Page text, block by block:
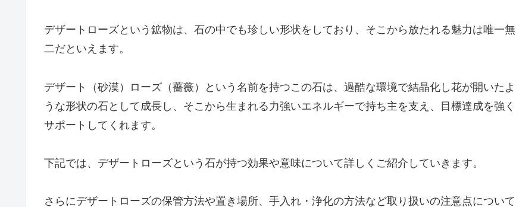
デザートローズという鉱物は、石の中でも珍しい形状をしており、そこから放たれる魅力は唯一無
二だといえます。
デザート（砂漠）ローズ（薔薇）という名前を持つこの石は、過酷な環境で結晶化し花が開いたよ
うな形状の石として成長し、そこから生まれる力強いエネルギーで持ち主を支え、目標達成を強く
サポートしてくれます。
下記では、デザートローズという石が持つ効果や意味について詳しくご紹介していきます。
さらにデザートローズの保管方法や置き場所、手入れ・浄化の方法など取り扱いの注意点について